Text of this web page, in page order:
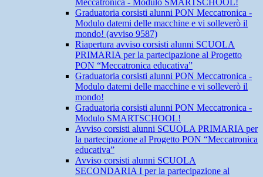
Meccatronica - Modulo SMARTSCHOOL!
Graduatoria corsisti alunni PON Meccatronica -
Modulo datemi delle macchine e vi solleverò il
mondo! (avviso 9587)
Riapertura avviso corsisti alunni SCUOLA
PRIMARIA per la partecipazione al Progetto
PON “Meccatronica educativa”
Graduatoria corsisti alunni PON Meccatronica -
Modulo datemi delle macchine e vi solleverò il
mondo!
Graduatoria corsisti alunni PON Meccatronica -
Modulo SMARTSCHOOL!
Avviso corsisti alunni SCUOLA PRIMARIA per
la partecipazione al Progetto PON “Meccatronica
educativa”
Avviso corsisti alunni SCUOLA
SECONDARIA I per la partecipazione al